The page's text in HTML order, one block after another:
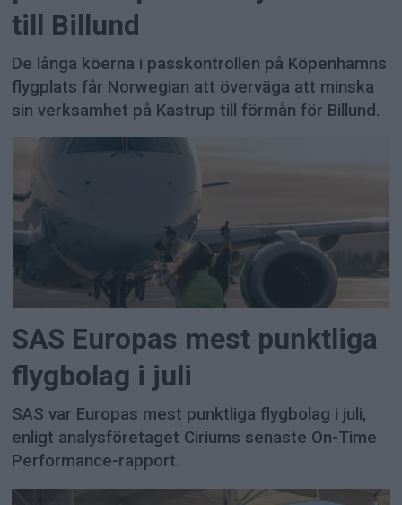
till Billund
De långa köerna i passkontrollen på Köpenhamns
flygplats får Norwegian att överväga att minska
sin verksamhet på Kastrup till förmån för Billund.
SAS Europas mest punktliga
flygbolag i juli
SAS var Europas mest punktliga flygbolag i juli,
enligt analysföretaget Ciriums senaste On-Time
Performance-rapport.